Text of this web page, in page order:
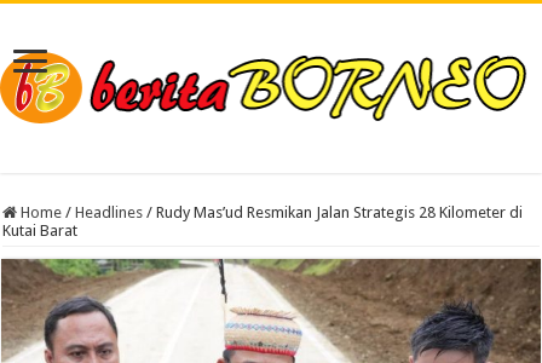
Home / Headlines / Rudy Mas’ud Resmikan Jalan Strategis 28 Kilometer di
Kutai Barat